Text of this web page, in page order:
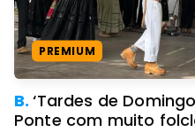
PREMIUM
B.‘Tardes de
Ponte com muito